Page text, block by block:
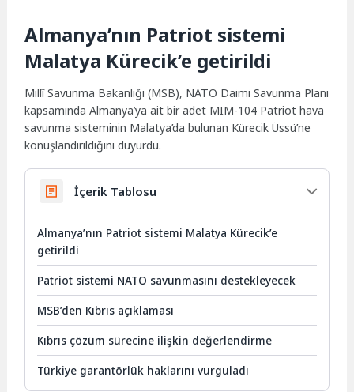
Almanya’nın Patriot sistemi
Malatya Kürecik’e getirildi
Millî Savunma Bakanlığı (MSB), NATO Daimi Savunma Planı
kapsamında Almanya’ya ait bir adet MIM-104 Patriot hava
savunma sisteminin Malatya’da bulunan Kürecik Üssü’ne
konuşlandırıldığını duyurdu.
İçerik Tablosu
Almanya’nın Patriot sistemi Malatya Kürecik’e
getirildi
Patriot sistemi NATO savunmasını destekleyecek
MSB’den Kıbrıs açıklaması
Kıbrıs çözüm sürecine ilişkin değerlendirme
Türkiye garantörlük haklarını vurguladı